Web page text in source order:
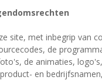
site, met inbegrip van
de
de animaties,
en